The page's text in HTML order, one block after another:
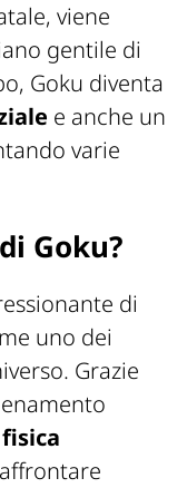
viene
gentile di
Goku diventa
e anche un
varie
Goku?
di
uno dei
Grazie
fisica